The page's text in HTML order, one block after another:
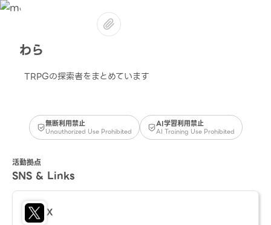
わら
TRPGの探索者をまとめています
無断利用禁止
Unauthorized Use Prohibited
AI学習利用禁止
AI Training Use Prohibited
活動拠点
SNS & Links
X